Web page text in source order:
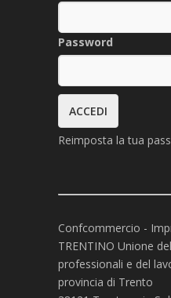
Password
Reimposta la tua
Confcommercio -
TRENTINO Unione
professionali e del
provincia di Trento